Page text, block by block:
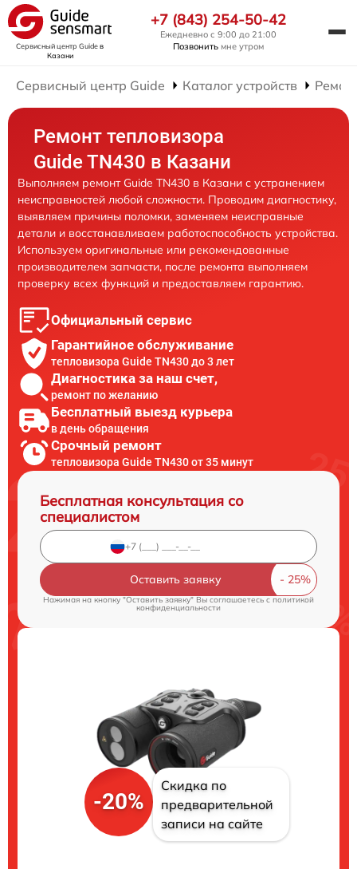
Сервисный центр Guideв
Казани
+7 (843) 254-50-42
Ежедневно с 9:00 до 21:00
Позвонить мне утром
Сервисный центр Guide Каталог устройств
Ремонт тепловизора
Guide TN430 в Казани
Выполняем ремонт Guide TN430 в Казани с устранением
неисправностей любой сложности. Проводим диагностику,
выявляем причины поломки, заменяем неисправные
детали и восстанавливаем работоспособность устройства.
Используем оригинальные или рекомендованные
производителем запчасти, после ремонта выполняем
проверку всех функций и предоставляем гарантию.
Официальный сервис
Гарантийное обслуживание
тепловизора Guide TN430 до 3 лет
Диагностика за наш счет,
ремонт по желанию
Бесплатный выезд курьера
в день обращения
Срочный ремонт
тепловизора Guide TN430 от 35 минут
Бесплатная консультация со
специалистом
Оставить заявку
Нажимая на кнопку "Оставить заявку" Вы соглашаетесь cполитикой
конфиденциальности
-20%
Скидка по
предварительной
записи на сайте